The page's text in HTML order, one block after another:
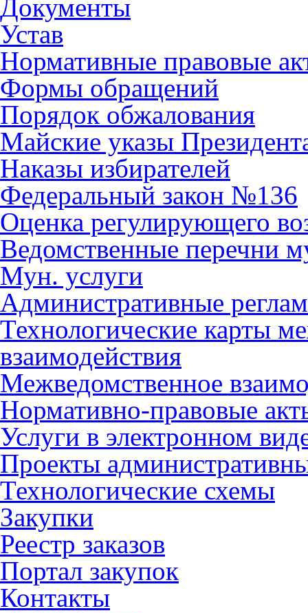
Документы
Устав
Нормативные правовые
Формы обращений
Порядок обжалования
Майские указы
Наказы избирателей
Федеральный закон №136
Оценка регулирующего
Ведомственные перечни
Мун. услуги
Административные
Технологические карты
взаимодействия
Межведомственное
Нормативно-правовые
Услуги в электронном
Проекты
Технологические схемы
Закупки
Реестр заказов
Портал закупок
Контакты